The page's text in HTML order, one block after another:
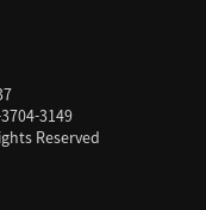
3704-3149
Reserved